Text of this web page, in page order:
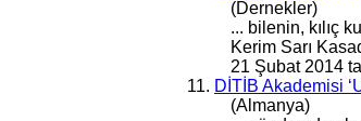
(Dernekler)
... bilenin, kılıç
Kerim Sarı
21 Şubat 2014
11. DİTİB Akademisi
(Almanya)